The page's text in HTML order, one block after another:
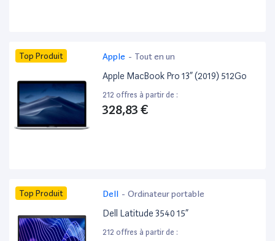
Top Produit Apple - Tout en un
Apple MacBook Pro 13” (2019) 512Go
212 offres à partir de :
328,83 €
Top Produit Dell - Ordinateur portable
Dell Latitude 3540 15”
212 offres à partir de :